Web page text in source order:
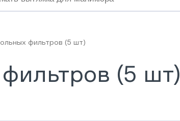
фильтров (5 шт)
(5 шт)